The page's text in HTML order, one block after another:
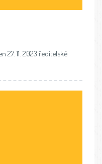
27. 11. 2023 ředitelské